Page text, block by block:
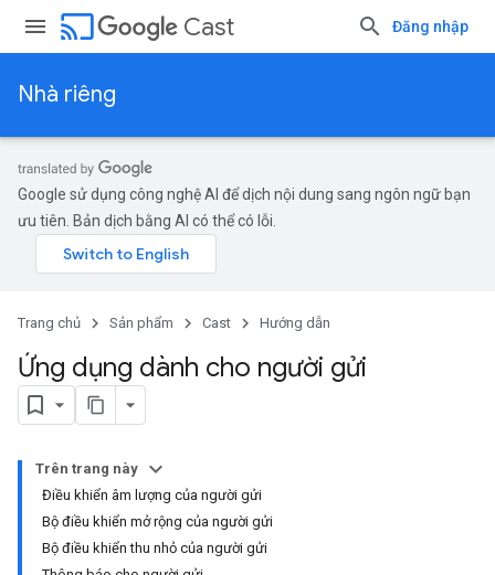
cast Cast Đăng nhập
Nhà riêng
Google sử dụng công nghệ AI để dịch nội dung sang ngôn ngữ bạn
ưu tiên. Bản dịch bằng AI có thể có lỗi.
Trang chủ Sản phẩm Cast Hướng dẫn
Ứng dụng dành cho người gửi
Trên trang này
Điều khiển âm lượng của người gửi
Bộ điều khiển mở rộng của người gửi
Bộ điều khiển thu nhỏ của người gửi